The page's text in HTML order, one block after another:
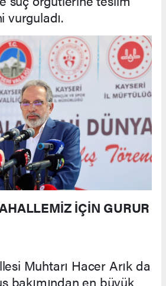
vurguladı.
İÇİN GURUR
Muhtarı Hacer Arık da
bakımından en büyük